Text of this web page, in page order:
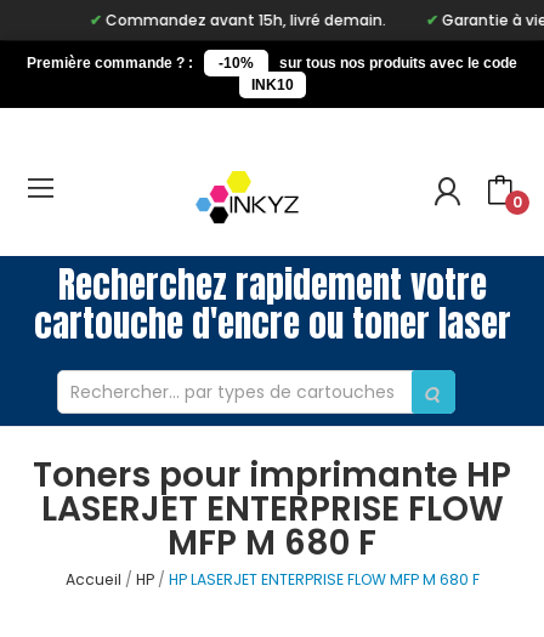
Commandez avant 15h, livré demain. Garantie à vie
Première commande ? : -10%
sur tous nos produits avec le code
INK10
0
Recherchez rapidement votre
cartouche d'encre ou toner laser
Toners pour imprimante HP
LASERJET ENTERPRISE FLOW
MFP M 680 F
Accueil HP HP LASERJET ENTERPRISE FLOW MFP M 680 F